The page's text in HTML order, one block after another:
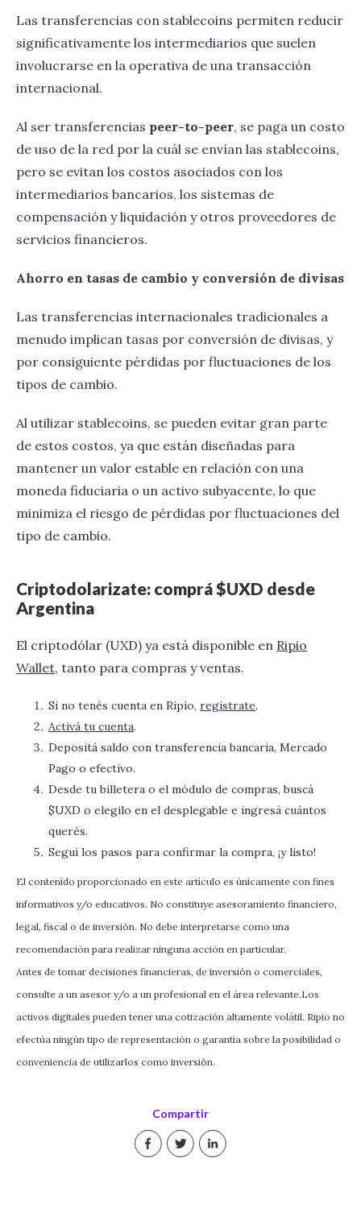
Compartir
Las transferencias con stablecoins permiten reducir
significativamente los intermediarios que suelen
involucrarse en la operativa de una transacción
internacional.
Al ser transferencias peer-to-peer, se paga un costo
de uso de la red por la cuál se envían las stablecoins,
pero se evitan los costos asociados con los
intermediarios bancarios, los sistemas de
compensación y liquidación y otros proveedores de
servicios financieros.
Ahorro en tasas de cambio y conversión de divisas
Las transferencias internacionales tradicionales a
menudo implican tasas por conversión de divisas, y
por consiguiente pérdidas por fluctuaciones de los
tipos de cambio.
Al utilizar stablecoins, se pueden evitar gran parte
de estos costos, ya que están diseñadas para
mantener un valor estable en relación con una
moneda fiduciaria o un activo subyacente, lo que
minimiza el riesgo de pérdidas por fluctuaciones del
tipo de cambio.
‍Criptodolarizate: comprá $UXD desde
Argentina
El criptodólar (UXD) ya está disponible en Ripio
Wallet, tanto para compras y ventas.
Si no tenés cuenta en Ripio, registrate.
Activá tu cuenta.
Depositá saldo con transferencia bancaria, Mercado
Pago o efectivo.
Desde tu billetera o el módulo de compras, buscá
$UXD o elegilo en el desplegable e ingresá cuántos
querés.
Seguí los pasos para confirmar la compra, ¡y listo!
El contenido proporcionado en este artículo es únicamente con fines
informativos y/o educativos. No constituye asesoramiento financiero,
legal, fiscal o de inversión. No debe interpretarse como una
recomendación para realizar ninguna acción en particular.
Antes de tomar decisiones financieras, de inversión o comerciales,
consulte a un asesor y/o a un profesional en el área relevante.Los
activos digitales pueden tener una cotización altamente volátil. Ripio no
efectúa ningún tipo de representación o garantía sobre la posibilidad o
conveniencia de utilizarlos como inversión.